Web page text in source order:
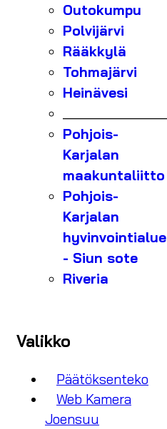
Outokumpu
Polvijärvi
Rääkkylä
Tohmajärvi
Heinävesi
Pohjois-
Karjalan
maakuntaliitto
Pohjois-
Karjalan
hyvinvointialue
- Siun sote
Riveria
Valikko
Päätöksenteko
Web Kamera
Joensuu